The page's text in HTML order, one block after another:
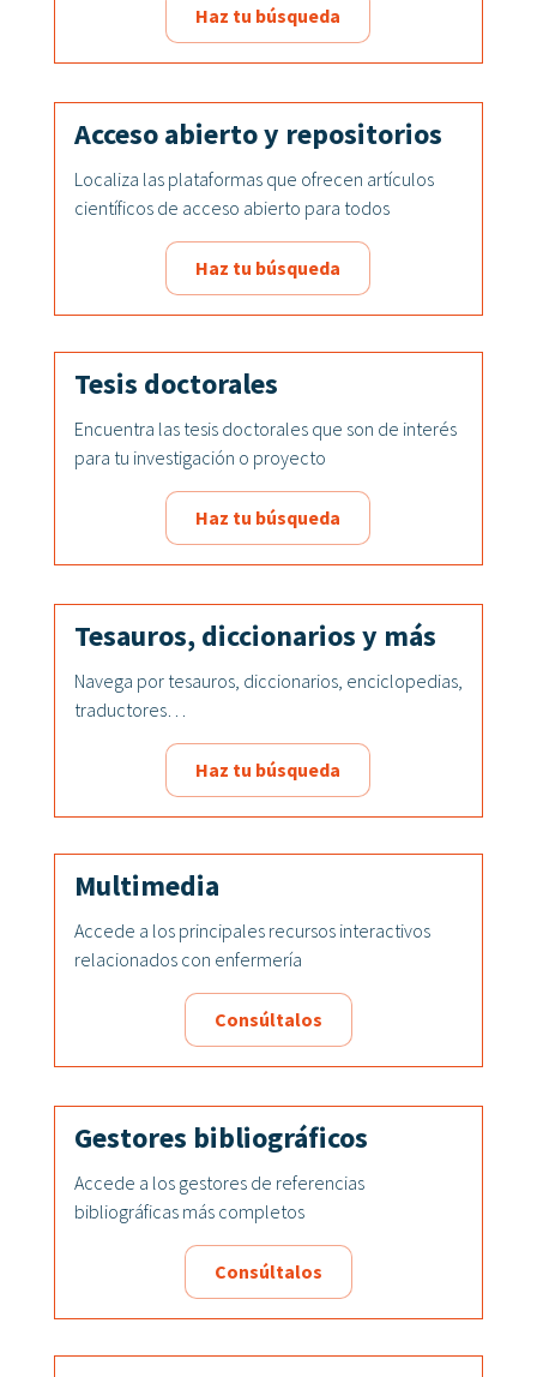
Haz tu búsqueda
Acceso abierto y repositorios
Localiza las plataformas que ofrecen artículos
científicos de acceso abierto para todos
Haz tu búsqueda
Tesis doctorales
Encuentra las tesis doctorales que son de interés
para tu investigación o proyecto
Haz tu búsqueda
Tesauros, diccionarios y más
Navega por tesauros, diccionarios, enciclopedias,
traductores…
Haz tu búsqueda
Multimedia
Accede a los principales recursos interactivos
relacionados con enfermería
Consúltalos
Gestores bibliográficos
Accede a los gestores de referencias
bibliográficas más completos
Consúltalos